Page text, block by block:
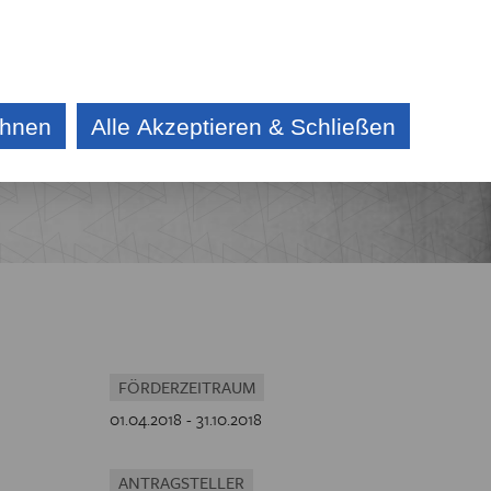
AKTUELLES AUSSCHREIBUNG
FÖRDERZEITRAUM
01.04.2018 - 31.10.2018
ANTRAGSTELLER
Alle Akzeptieren & Schließen